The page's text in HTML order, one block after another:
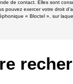
de contact. Elles sont
exercer votre droit
« Bloctel », sur